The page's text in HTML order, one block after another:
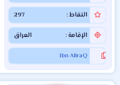
النقاط 297
الإقامة العراق
Ibn AliraQ